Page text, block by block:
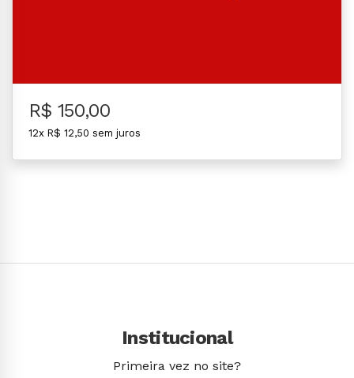
R$ 150,00
12x R$ 12,50 sem juros
Institucional
Primeira vez no site?